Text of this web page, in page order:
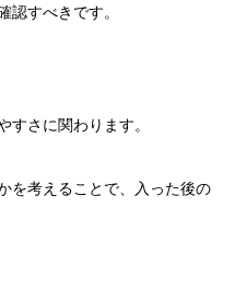
すべきです。
すさに関わります。
を考えることで、入った後の